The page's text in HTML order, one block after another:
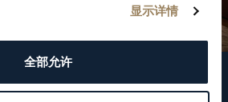
显示详情
全部允许